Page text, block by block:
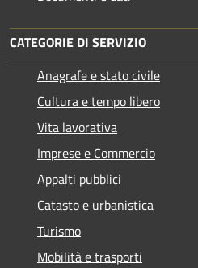
CATEGORIE DI SERVIZIO
Anagrafe e stato civile
Cultura e tempo libero
Vita lavorativa
Imprese e Commercio
Appalti pubblici
Catasto e urbanistica
Turismo
Mobilità e trasporti